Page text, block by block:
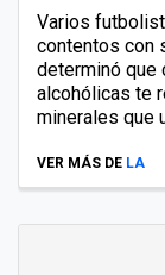
Varios
contentos con
determinó que
alcohólicas te
minerales que
VER MÁS DE LA